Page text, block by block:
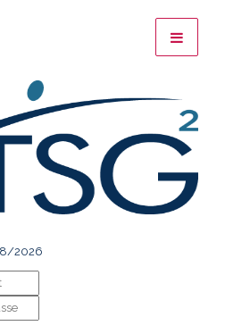
2026